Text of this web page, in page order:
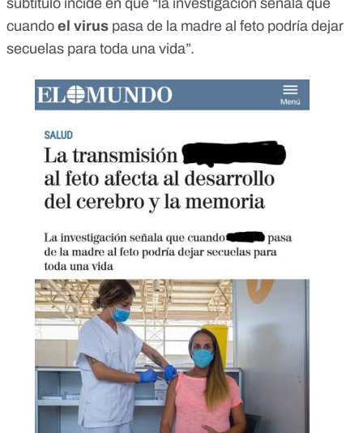
cuando el virus pasa de la madre al feto podría dejar
secuelas para toda una vida”.